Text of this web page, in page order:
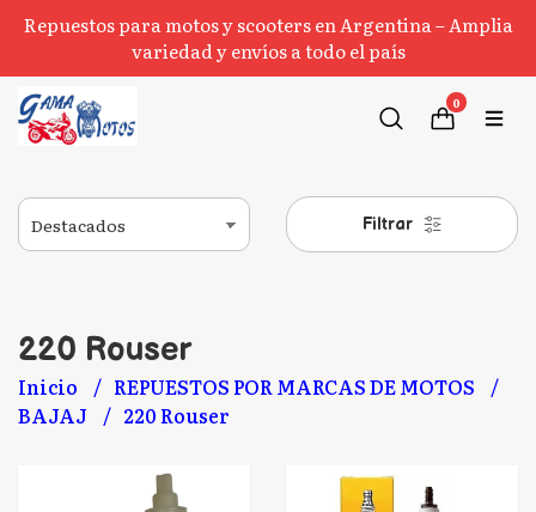
Repuestos para motos y scooters en Argentina – Amplia
variedad y envíos a todo el país
0
Filtrar
220 Rouser
Inicio
REPUESTOS POR MARCAS DE MOTOS
BAJAJ
220 Rouser